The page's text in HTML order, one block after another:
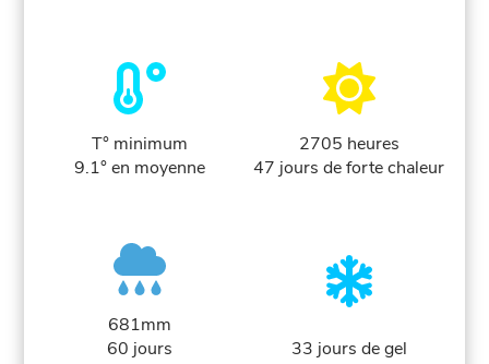
T° minimum
9.1° en moyenne
2705 heures
47 jours de forte chaleur
681mm
60 jours
33 jours de gel